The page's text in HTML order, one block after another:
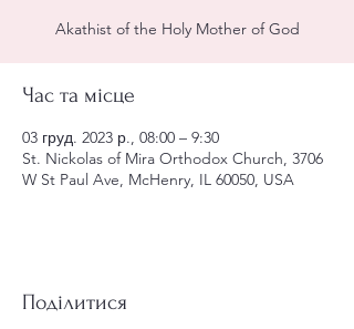
Akathist of the Holy Mother of God
Час та місце
03 груд. 2023 р., 08:00 – 9:30
St. Nickolas of Mira Orthodox Church, 3706
W St Paul Ave, McHenry, IL 60050, USA
Поділитися